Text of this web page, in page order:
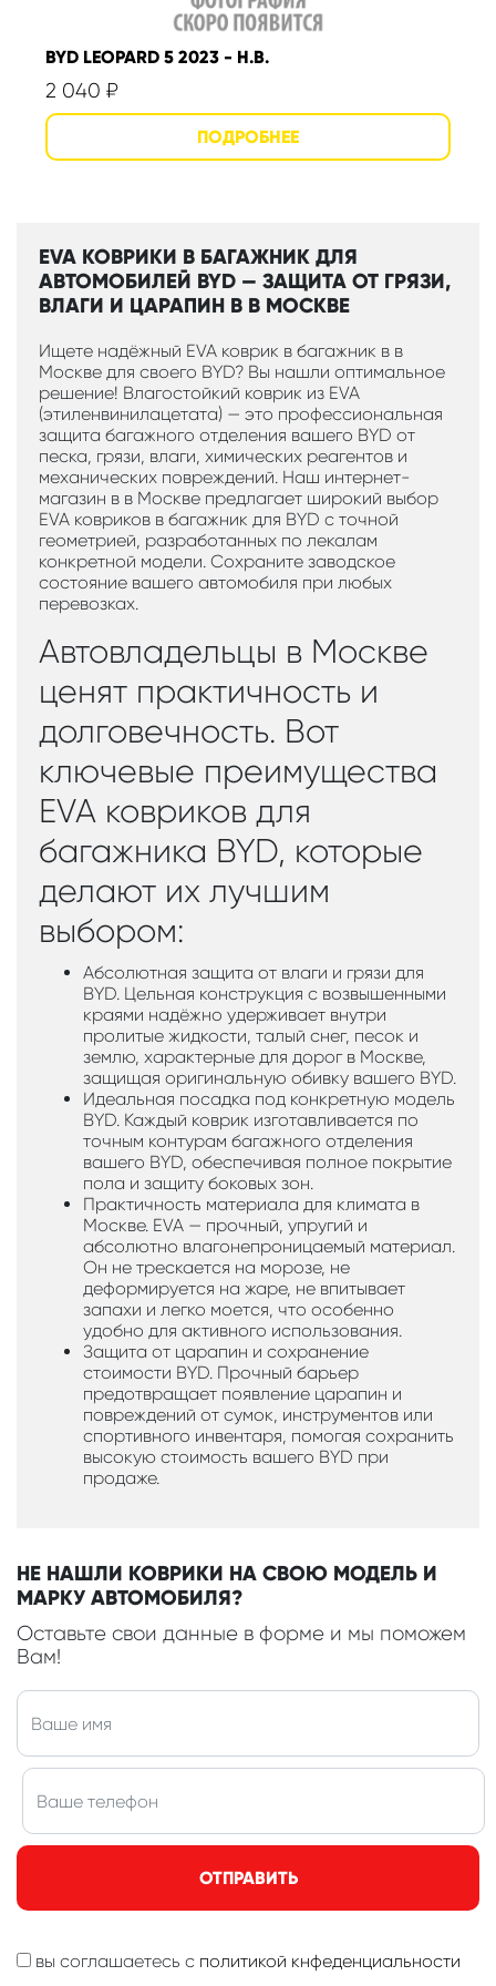
BYD LEOPARD 5 2023 - Н.В.
2 040 ₽
EVA КОВРИКИ В БАГАЖНИК ДЛЯ
АВТОМОБИЛЕЙ BYD — ЗАЩИТА ОТ ГРЯЗИ,
ВЛАГИ И ЦАРАПИН В В МОСКВЕ
Ищете надёжный EVA коврик в багажник в в
Москве для своего BYD? Вы нашли оптимальное
решение! Влагостойкий коврик из EVA
(этиленвинилацетата) — это профессиональная
защита багажного отделения вашего BYD от
песка, грязи, влаги, химических реагентов и
механических повреждений. Наш интернет-
магазин в в Москве предлагает широкий выбор
EVA ковриков в багажник для BYD с точной
геометрией, разработанных по лекалам
конкретной модели. Сохраните заводское
состояние вашего автомобиля при любых
перевозках.
Автовладельцы в Москве
ценят практичность и
долговечность. Вот
ключевые преимущества
EVA ковриков для
багажника BYD, которые
делают их лучшим
выбором:
Абсолютная защита от влаги и грязи для
BYD. Цельная конструкция с возвышенными
краями надёжно удерживает внутри
пролитые жидкости, талый снег, песок и
землю, характерные для дорог в Москве,
защищая оригинальную обивку вашего BYD.
Идеальная посадка под конкретную модель
BYD. Каждый коврик изготавливается по
точным контурам багажного отделения
вашего BYD, обеспечивая полное покрытие
пола и защиту боковых зон.
Практичность материала для климата в
Москве. EVA — прочный, упругий и
абсолютно влагонепроницаемый материал.
Он не трескается на морозе, не
деформируется на жаре, не впитывает
запахи и легко моется, что особенно
удобно для активного использования.
Защита от царапин и сохранение
стоимости BYD. Прочный барьер
предотвращает появление царапин и
повреждений от сумок, инструментов или
спортивного инвентаря, помогая сохранить
высокую стоимость вашего BYD при
продаже.
НЕ НАШЛИ КОВРИКИ НА СВОЮ МОДЕЛЬ И
МАРКУ АВТОМОБИЛЯ?
Оставьте свои данные в форме и мы поможем
Вам!
ОТПРАВИТЬ
вы соглашаетесь с политикой кнфеденциальности